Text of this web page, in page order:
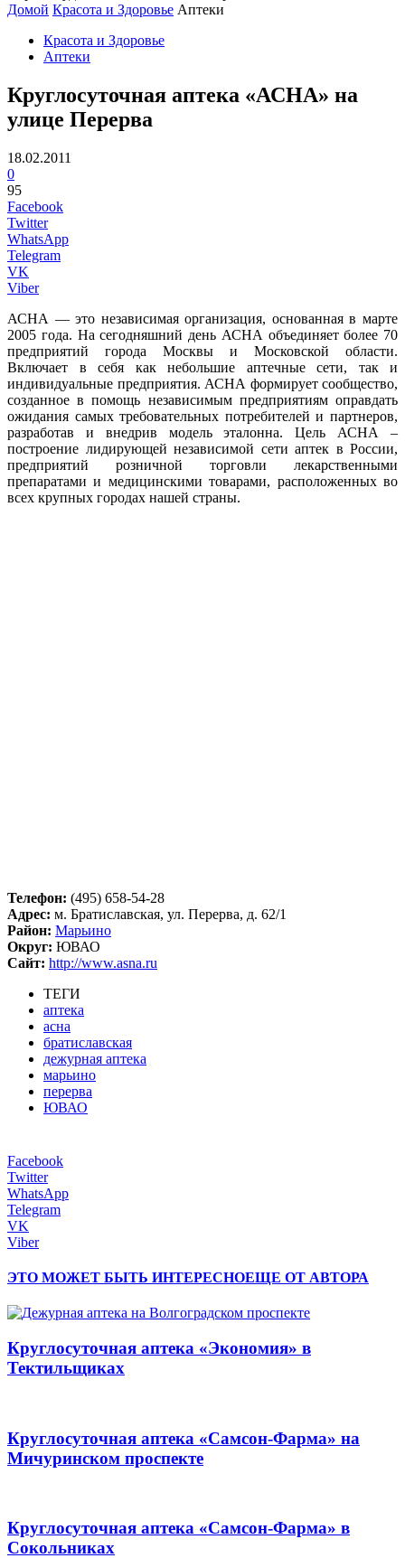
Домой Красота и Здоровье Аптеки
Красота и Здоровье
Аптеки
Круглосуточная аптека «АСНА» на
улице Перерва
18.02.2011
0
95
Facebook
Twitter
WhatsApp
Telegram
VK
Viber
АСНА — это независимая организация, основанная в марте
2005 года. На сегодняшний день АСНА объединяет более 70
предприятий города Москвы и Московской области.
Включает в себя как небольшие аптечные сети, так и
индивидуальные предприятия. АСНА формирует сообщество,
созданное в помощь независимым предприятиям оправдать
ожидания самых требовательных потребителей и партнеров,
разработав и внедрив модель эталонна. Цель АСНА –
построение лидирующей независимой сети аптек в России,
предприятий розничной торговли лекарственными
препаратами и медицинскими товарами, расположенных во
всех крупных городах нашей страны.
Телефон: (495) 658-54-28
Адрес: м. Братиславская, ул. Перерва, д. 62/1
Район: Марьино
Округ: ЮВАО
Сайт: http://www.asna.ru
ТЕГИ
аптека
асна
братиславская
дежурная аптека
марьино
перерва
ЮВАО
Facebook
Twitter
WhatsApp
Telegram
VK
Viber
ЭТО МОЖЕТ БЫТЬ ИНТЕРЕСНОЕЩЕ ОТ АВТОРА
Круглосуточная аптека «Экономия» в
Тектильщиках
Круглосуточная аптека «Самсон-Фарма» на
Мичуринском проспекте
Круглосуточная аптека «Самсон-Фарма» в
Сокольниках